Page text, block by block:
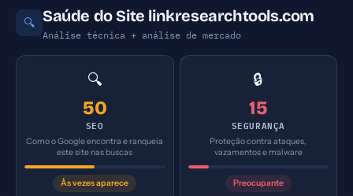
🔍 Saúde do Site linkresearchtools.com
Análise técnica + análise de mercado
🔍
50
SEO
Como o Google encontra e ranqueia
este site nas buscas
Às vezes aparece
🔒
15
SEGURANÇA
Proteção contra ataques,
vazamentos e malware
Preocupante